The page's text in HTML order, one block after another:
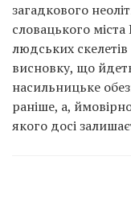
загадкового
словацького
людських
висновку, що
насильницьке
раніше, а,
якого досі